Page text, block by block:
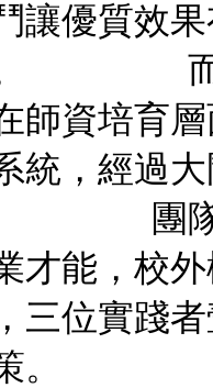
讓優質效
。 而是
師資培育
統，經過
團隊依
才能，校
三位實踐
策。 經